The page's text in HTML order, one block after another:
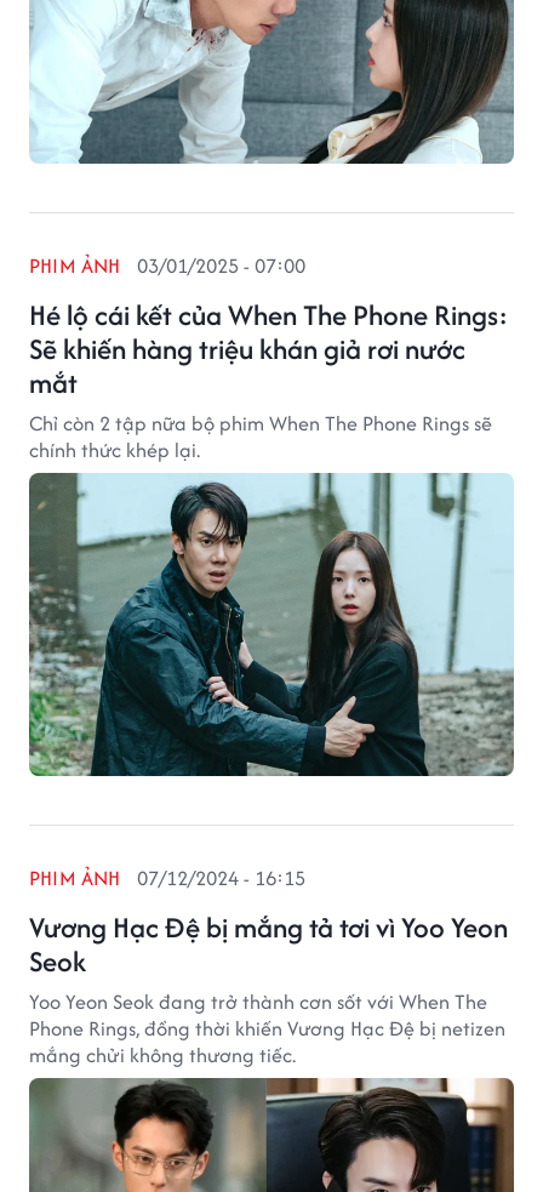
Hé lộ cái kết của When The Phone Rings:
Sẽ khiến hàng triệu khán giả rơi nước
mắt
PHIM ẢNH 03/01/2025 - 07:00
Chỉ còn 2 tập nữa bộ phim When The Phone Rings sẽ
chính thức khép lại.
Vương Hạc Đệ bị mắng tả tơi vì Yoo Yeon
Seok
PHIM ẢNH 07/12/2024 - 16:15
Yoo Yeon Seok đang trở thành cơn sốt với When The
Phone Rings, đồng thời khiến Vương Hạc Đệ bị netizen
mắng chửi không thương tiếc.